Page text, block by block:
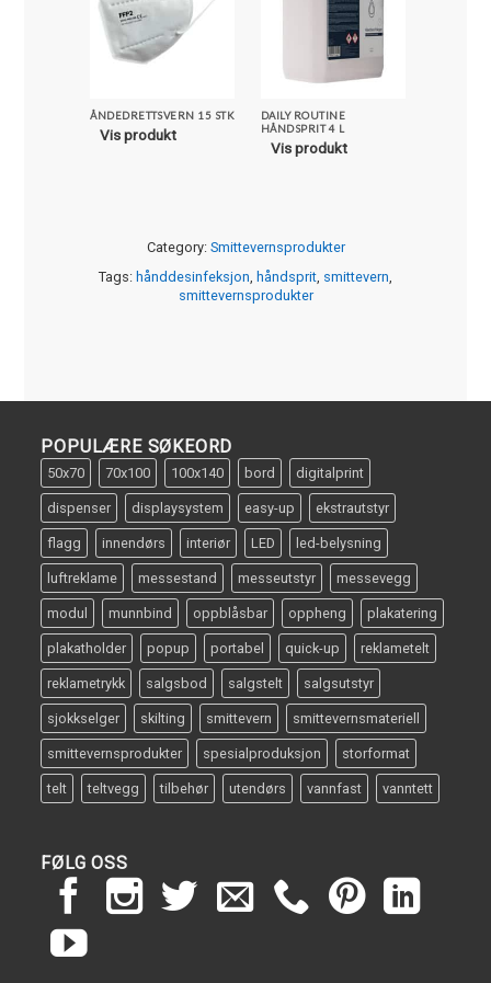
ÅNDEDRETTSVERN 15 STK
Vis produkt
DAILY ROUTINE
HÅNDSPRIT 4 L
Vis produkt
Category: Smittevernsprodukter
Tags: hånddesinfeksjon, håndsprit, smittevern,
smittevernsprodukter
POPULÆRE SØKEORD
50x70 70x100 100x140 bord digitalprint
dispenser displaysystem easy-up ekstrautstyr
flagg innendørs interiør LED led-belysning
luftreklame messestand messeutstyr messevegg
modul munnbind oppblåsbar oppheng plakatering
plakatholder popup portabel quick-up reklametelt
reklametrykk salgsbod salgstelt salgsutstyr
sjokkselger skilting smittevern smittevernsmateriell
smittevernsprodukter spesialproduksjon storformat
telt teltvegg tilbehør utendørs vannfast vanntett
FØLG OSS